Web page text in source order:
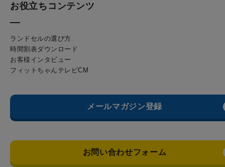
お役立ちコンテンツ
ランドセルの選び方
時間割表ダウンロード
お客様インタビュー
フィットちゃんテレビCM
メールマガジン登録
お問い合わせフォーム